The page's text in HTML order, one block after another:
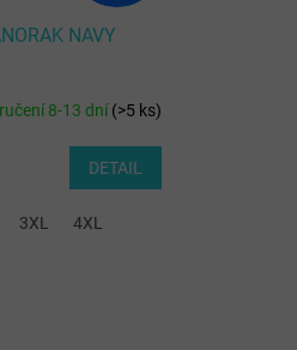
NAVY
8-13 dní(>5 ks)
DETAIL
3XL 4XL